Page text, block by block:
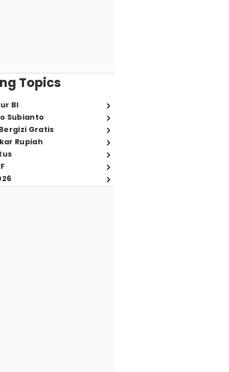
Topics
BI
Subianto
Gratis
Rupiah